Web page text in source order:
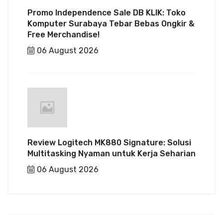
Promo Independence Sale DB KLIK: Toko
Komputer Surabaya Tebar Bebas Ongkir &
Free Merchandise!
06 August 2026
Review Logitech MK880 Signature: Solusi
Multitasking Nyaman untuk Kerja Seharian
06 August 2026